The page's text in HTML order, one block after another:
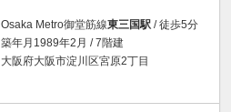
Osaka Metro御堂筋線東三国駅 / 徒歩5分
築年月1989年2月 / 7階建
大阪府大阪市淀川区宮原2丁目